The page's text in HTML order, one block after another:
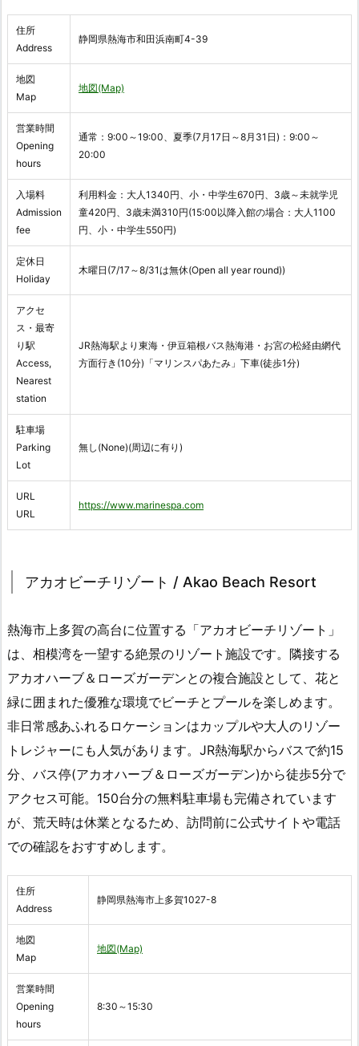
住所
Address
静岡県熱海市和田浜南町4-39
地図
Map
地図(Map)
営業時間
Opening
hours
通常：9:00～19:00、夏季(7月17日～8月31日)：9:00～
20:00
入場料
Admission
fee
利用料金：大人1340円、小・中学生670円、3歳～未就学児
童420円、3歳未満310円(15:00以降入館の場合：大人1100
円、小・中学生550円)
定休日
Holiday
木曜日(7/17～8/31は無休(Open all year round))
アクセ
ス・最寄
り駅
Access,
Nearest
station
JR熱海駅より東海・伊豆箱根バス熱海港・お宮の松経由網代
方面行き(10分)「マリンスパあたみ」下車(徒歩1分)
駐車場
Parking
Lot
無し(None)(周辺に有り)
URL
URL
https://www.marinespa.com
アカオビーチリゾート / Akao Beach Resort
熱海市上多賀の高台に位置する「アカオビーチリゾート」
は、相模湾を一望する絶景のリゾート施設です。隣接する
アカオハーブ＆ローズガーデンとの複合施設として、花と
緑に囲まれた優雅な環境でビーチとプールを楽しめます。
非日常感あふれるロケーションはカップルや大人のリゾー
トレジャーにも人気があります。JR熱海駅からバスで約15
分、バス停(アカオハーブ＆ローズガーデン)から徒歩5分で
アクセス可能。150台分の無料駐車場も完備されています
が、荒天時は休業となるため、訪問前に公式サイトや電話
での確認をおすすめします。
住所
Address
静岡県熱海市上多賀1027-8
地図
Map
地図(Map)
営業時間
Opening
hours
8:30～15:30